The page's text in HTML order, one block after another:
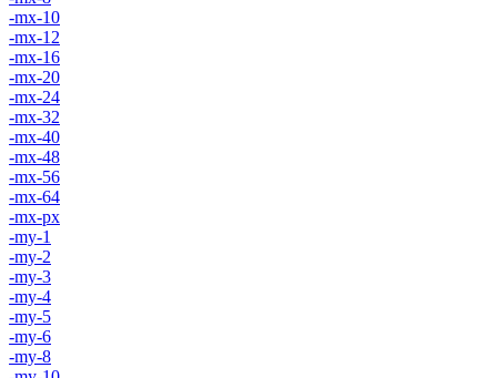
-mx-10
-mx-12
-mx-16
-mx-20
-mx-24
-mx-32
-mx-40
-mx-48
-mx-56
-mx-64
-mx-px
-my-1
-my-2
-my-3
-my-4
-my-5
-my-6
-my-8